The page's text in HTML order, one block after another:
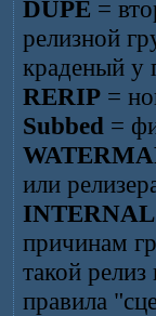
DUPE =
релизной
краденый у
RERIP =
Subbed =
или
INTERNAL
причинам
такой
правила